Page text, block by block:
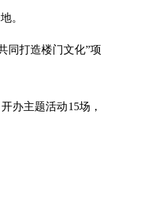
。
同打造楼门文化”项
办主题活动15场，